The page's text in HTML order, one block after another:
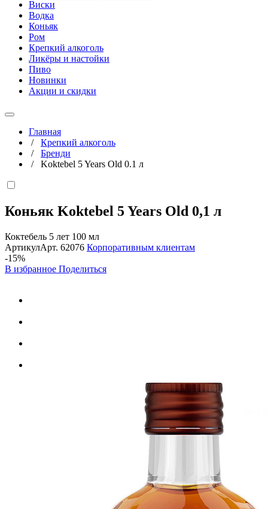
Виски
Водка
Коньяк
Ром
Крепкий алкоголь
Ликёры и настойки
Пиво
Новинки
Акции и скидки
Главная
/ Крепкий алкоголь
/ Бренди
/ Koktebel 5 Years Old 0.1 л
Коньяк Koktebel 5 Years Old 0,1 л
Коктебель 5 лет 100 мл
АртикулАрт. 62076 Корпоративным клиентам
-15%
В избранное Поделиться